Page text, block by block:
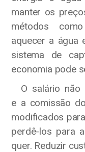
manter os
métodos
aquecer a água
sistema de
economia pode
O salário não
e a comissão
modificados
perdê-los para
quer. Reduzir